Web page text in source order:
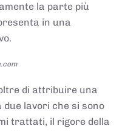
la parte più
in una
di attribuire una
due lavori che si sono
trattati, il rigore della